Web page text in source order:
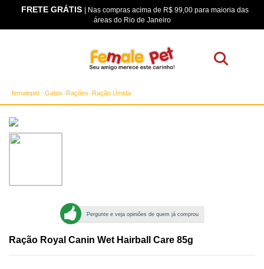
FRETE GRÁTIS | Nas compras acima de R$ 99,00 para maioria das
áreas do Rio de Janeiro
femalepet Gatos Rações Ração Úmida
Pergunte e veja opiniões de quem já comprou
Ração Royal Canin Wet Hairball Care 85g